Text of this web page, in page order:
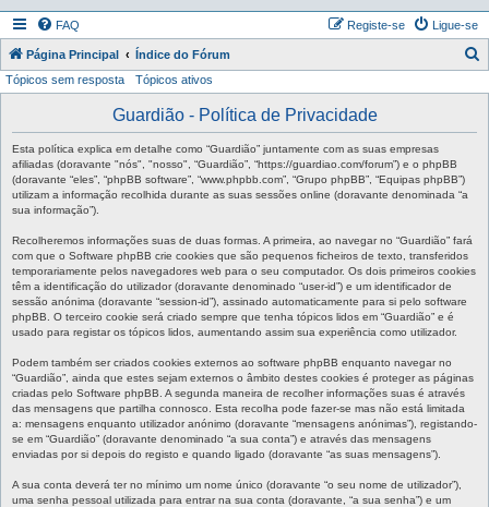
FAQ Ligue-se
Registe-se
Página Principal Índice do Fórum
Tópicos sem resposta Tópicos ativos
Guardião - Política de Privacidade
Esta política explica em detalhe como “Guardião” juntamente com as suas empresas
afiliadas (doravante "nós", "nosso", “Guardião”, “https://guardiao.com/forum”) e o phpBB
(doravante “eles”, “phpBB software”, “www.phpbb.com”, “Grupo phpBB”, “Equipas phpBB”)
utilizam a informação recolhida durante as suas sessões online (doravante denominada “a
sua informação”).
Recolheremos informações suas de duas formas. A primeira, ao navegar no “Guardião” fará
com que o Software phpBB crie cookies que são pequenos ficheiros de texto, transferidos
temporariamente pelos navegadores web para o seu computador. Os dois primeiros cookies
têm a identificação do utilizador (doravante denominado “user-id”) e um identificador de
sessão anónima (doravante “session-id”), assinado automaticamente para si pelo software
phpBB. O terceiro cookie será criado sempre que tenha tópicos lidos em “Guardião” e é
usado para registar os tópicos lidos, aumentando assim sua experiência como utilizador.
Podem também ser criados cookies externos ao software phpBB enquanto navegar no
“Guardião”, ainda que estes sejam externos o âmbito destes cookies é proteger as páginas
criadas pelo Software phpBB. A segunda maneira de recolher informações suas é através
das mensagens que partilha connosco. Esta recolha pode fazer-se mas não está limitada
a: mensagens enquanto utilizador anónimo (doravante “mensagens anónimas”), registando-
se em “Guardião” (doravante denominado “a sua conta”) e através das mensagens
enviadas por si depois do registo e quando ligado (doravante “as suas mensagens”).
A sua conta deverá ter no mínimo um nome único (doravante “o seu nome de utilizador”),
uma senha pessoal utilizada para entrar na sua conta (doravante, “a sua senha”) e um